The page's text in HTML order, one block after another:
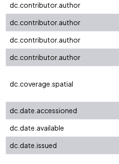
dc.contributor.author
dc.contributor.author
dc.contributor.author
dc.contributor.author
dc.coverage.spatial
dc.date.accessioned
dc.date.available
dc.date.issued